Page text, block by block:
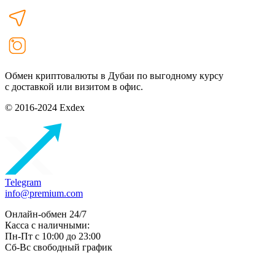
Обмен криптовалюты в Дубаи по выгодному курсу
с доставкой или визитом в офис.
© 2016-2024 Exdex
Telegram
info@premium.com
Онлайн-обмен 24/7
Касса с наличными:
Пн-Пт с 10:00 до 23:00
Сб-Вс свободный график